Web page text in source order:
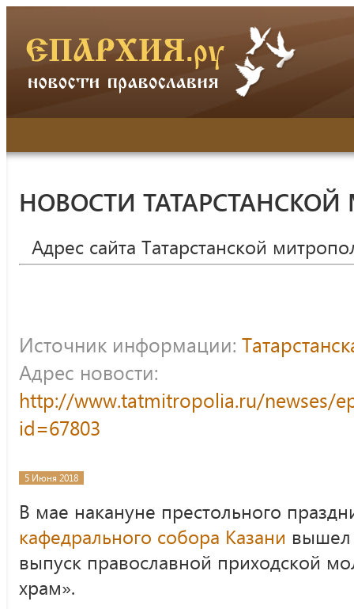
НОВОСТИ
Адрес сайта Татарстанской
Источник информации:
Адрес новости:
http://www.tatmitropolia.ru/newses/
id=67803
5 Июня 2018
В мае накануне престольного
кафедрального собора Казани вышел
выпуск православной приходской
храм».